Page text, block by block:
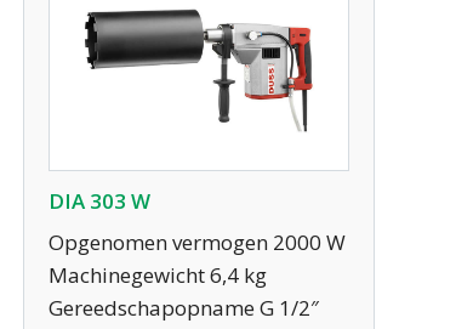
DIA 303 W
Opgenomen vermogen 2000 W
Machinegewicht 6,4 kg
Gereedschapopname G 1/2″